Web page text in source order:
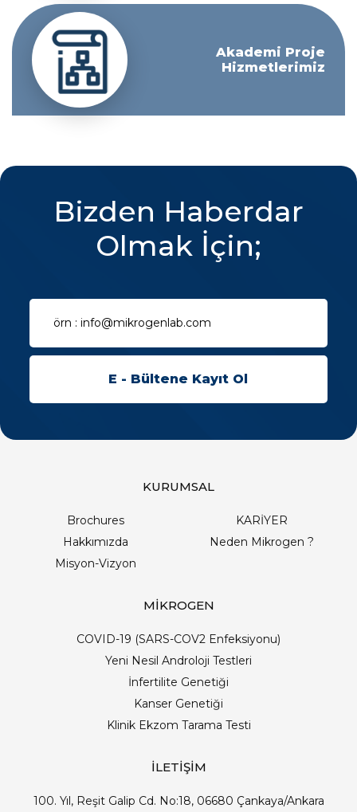
Akademi Proje
Hizmetlerimiz
Bizden Haberdar
Olmak İçin;
KURUMSAL
Brochures
KARİYER
Hakkımızda
Neden Mikrogen ?
Misyon-Vizyon
MİKROGEN
COVID-19 (SARS-COV2 Enfeksiyonu)
Yeni Nesil Androloji Testleri
İnfertilite Genetiği
Kanser Genetiği
Klinik Ekzom Tarama Testi
İLETİŞİM
100. Yıl, Reşit Galip Cd. No:18, 06680 Çankaya/Ankara